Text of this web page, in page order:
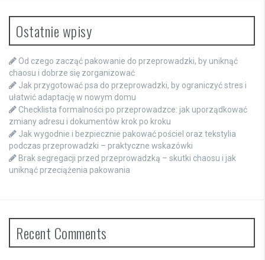
Ostatnie wpisy
Od czego zacząć pakowanie do przeprowadzki, by uniknąć
chaosu i dobrze się zorganizować
Jak przygotować psa do przeprowadzki, by ograniczyć stres i
ułatwić adaptację w nowym domu
Checklista formalności po przeprowadzce: jak uporządkować
zmiany adresu i dokumentów krok po kroku
Jak wygodnie i bezpiecznie pakować pościel oraz tekstylia
podczas przeprowadzki – praktyczne wskazówki
Brak segregacji przed przeprowadzką – skutki chaosu i jak
uniknąć przeciążenia pakowania
Recent Comments